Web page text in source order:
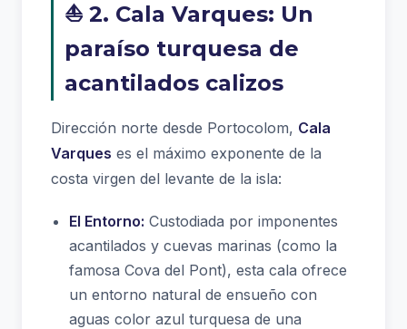
⛵ 2. Cala Varques: Un
paraíso turquesa de
acantilados calizos
Dirección norte desde Portocolom, Cala
Varques es el máximo exponente de la
costa virgen del levante de la isla:
El Entorno: Custodiada por imponentes
acantilados y cuevas marinas (como la
famosa Cova del Pont), esta cala ofrece
un entorno natural de ensueño con
aguas color azul turquesa de una